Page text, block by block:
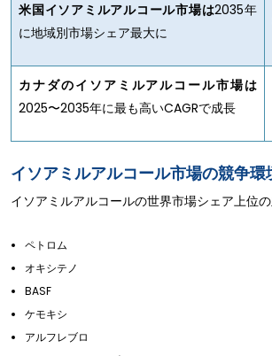
米国イソアミルアルコール市場は2035年
に地域別市場シェア最大に
カナダのイソアミルアルコール市場は
2025〜2035年に最も高いCAGRで成長
イソアミルアルコール市場の競争環
イソアミルアルコールの世界市場シェア上位
ペトロム
オキシテノ
BASF
ケモキシ
アルフレブロ